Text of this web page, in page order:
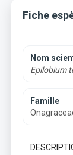
Fiche
Nom
Epilobium
Famille